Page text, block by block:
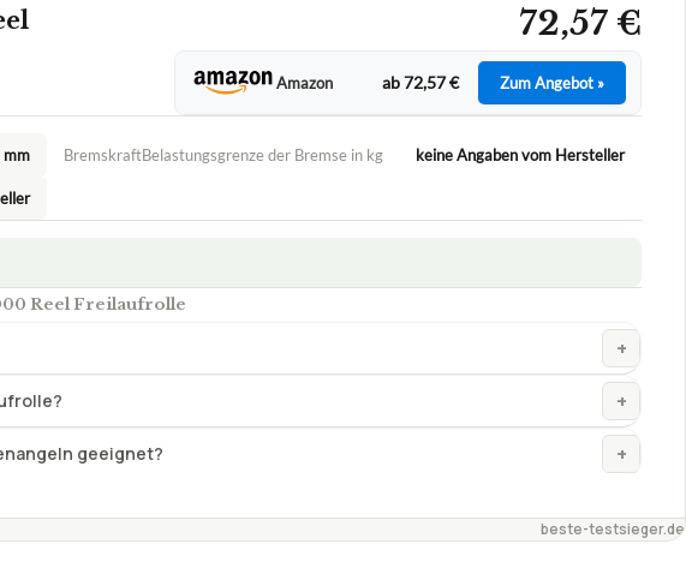
72,57 €
Amazon ab 72,57 € Zum Angebot »
mm BremskraftBelastungsgrenze der Bremse in kg keine Angaben vom Hersteller
Reel Freilaufrolle
+
+
geeignet? +
beste-testsieger.de